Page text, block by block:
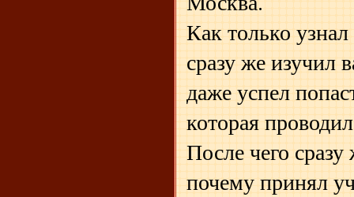
Как только
сразу же изучил
даже успел
которая
После чего
почему принял